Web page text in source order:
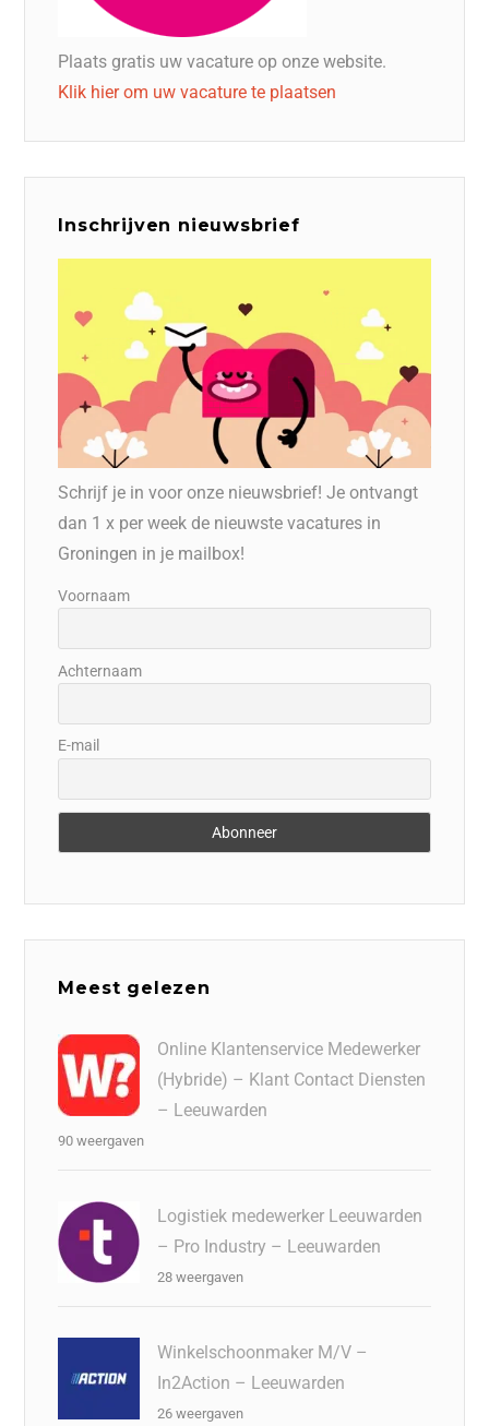
Plaats gratis uw vacature op onze website.
Klik hier om uw vacature te plaatsen
Inschrijven nieuwsbrief
Schrijf je in voor onze nieuwsbrief! Je ontvangt
dan 1 x per week de nieuwste vacatures in
Groningen in je mailbox!
Voornaam
Achternaam
E-mail
Meest gelezen
Online Klantenservice Medewerker
(Hybride) – Klant Contact Diensten
– Leeuwarden
90 weergaven
Logistiek medewerker Leeuwarden
– Pro Industry – Leeuwarden
28 weergaven
Winkelschoonmaker M/V –
In2Action – Leeuwarden
26 weergaven